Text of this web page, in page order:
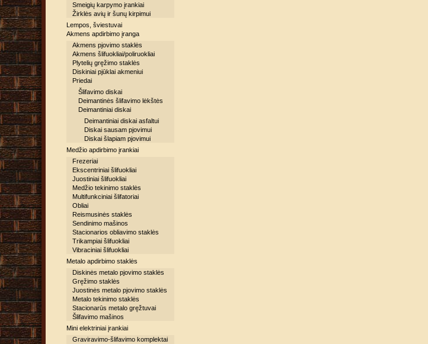
Smeigių karpymo įrankiai
Žirklės avių ir šunų kirpimui
Lempos, šviestuvai
Akmens apdirbimo įranga
Akmens pjovimo staklės
Akmens šlifuokliai/poliruokliai
Plytelių gręžimo staklės
Diskiniai pjūklai akmeniui
Priedai
Šlifavimo diskai
Deimantinės šlifavimo lėkštės
Deimantiniai diskai
Deimantiniai diskai asfaltui
Diskai sausam pjovimui
Diskai šlapiam pjovimui
Medžio apdirbimo įrankiai
Frezeriai
Ekscentriniai šlifuokliai
Juostiniai šlifuokliai
Medžio tekinimo staklės
Multifunkciniai šlifatoriai
Obliai
Reismusinės staklės
Sendinimo mašinos
Stacionarios obliavimo staklės
Trikampiai šlifuokliai
Vibraciniai šlifuokliai
Metalo apdirbimo staklės
Diskinės metalo pjovimo staklės
Gręžimo staklės
Juostinės metalo pjovimo staklės
Metalo tekinimo staklės
Stacionarūs metalo gręžtuvai
Šlifavimo mašinos
Mini elektriniai įrankiai
Graviravimo-šlifavimo komplektai